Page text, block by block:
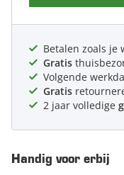
Betalen zoals je
Gratis
Volgende
Gratis
2 jaar volledige
Handig voor erbij